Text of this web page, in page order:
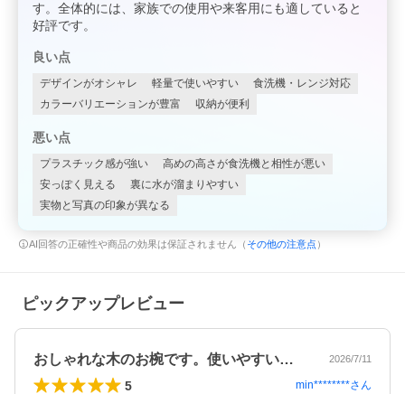
す。全体的には、家族での使用や来客用にも適していると
好評です。
良い点
デザインがオシャレ 軽量で使いやすい
食洗機・レンジ対応
カラーバリエーションが豊富
収納が便利
悪い点
プラスチック感が強い
高めの高さが食洗機と相性が悪い
安っぽく見える
裏に水が溜まりやすい
実物と写真の印象が異なる
AI回答の正確性や商品の効果は保証されません（ その他の注意点 ）
ピックアップレビュー
おしゃれな木のお椀です。使いやすいです… 2026/7/11
5 min********さん